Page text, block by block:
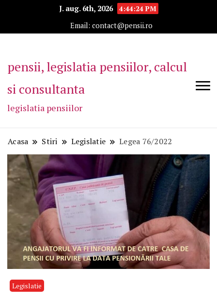
J. aug. 6th, 2026
4:44:24 PM
Email: contact@pensii.ro
pensii, legislatia pensiilor, calcul
si consultanta
legislatia pensiilor
Acasa Stiri Legislatie Legea 76/2022
Legislatie